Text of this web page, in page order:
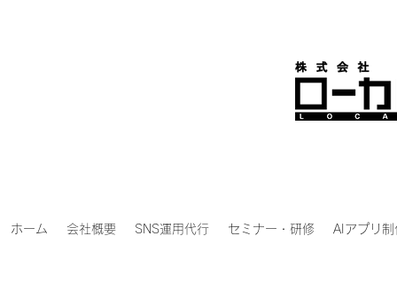
ホーム 会社概要 SNS運用代行 セミナー・研修 AIアプリ制